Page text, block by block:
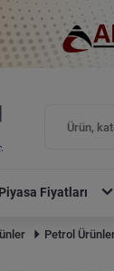
Piyasa Fiyatları
Petrol